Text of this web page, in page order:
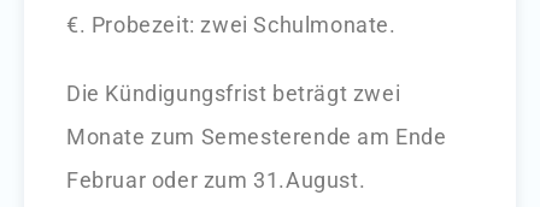
€. Probezeit: zwei Schulmonate.
Die Kündigungsfrist beträgt zwei
Monate zum Semesterende am Ende
Februar oder zum 31.August.